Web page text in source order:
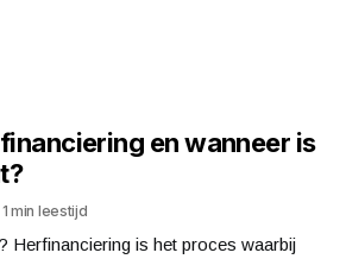
en wanneer is
1 min leestijd
Herfinanciering is het proces waarbij